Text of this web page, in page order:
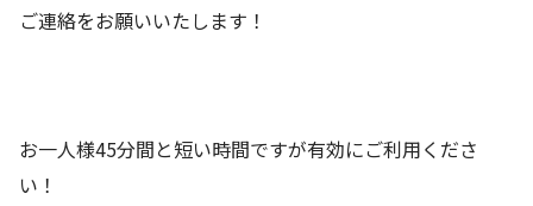
ご連絡をお願いいたします！
お一人様45分間と短い時間ですが有効にご利用くださ
い！